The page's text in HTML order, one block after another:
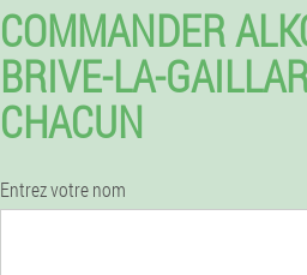
COMMANDER
BRIVE-LA-
CHACUN
Entrez votre nom